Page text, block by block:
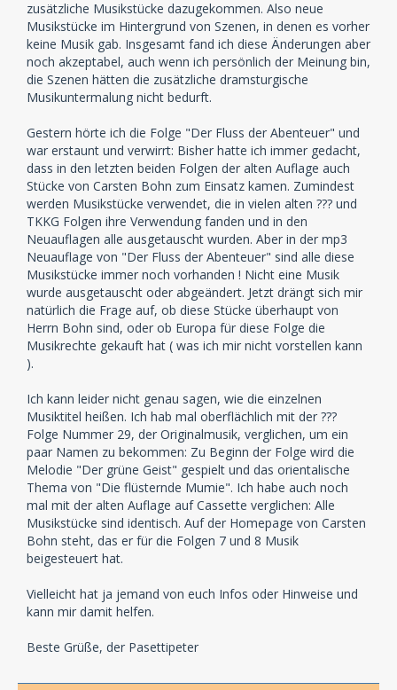
zusätzliche Musikstücke dazugekommen. Also neue
Musikstücke im Hintergrund von Szenen, in denen es vorher
keine Musik gab. Insgesamt fand ich diese Änderungen aber
noch akzeptabel, auch wenn ich persönlich der Meinung bin,
die Szenen hätten die zusätzliche dramsturgische
Musikuntermalung nicht bedurft.
Gestern hörte ich die Folge "Der Fluss der Abenteuer" und
war erstaunt und verwirrt: Bisher hatte ich immer gedacht,
dass in den letzten beiden Folgen der alten Auflage auch
Stücke von Carsten Bohn zum Einsatz kamen. Zumindest
werden Musikstücke verwendet, die in vielen alten ??? und
TKKG Folgen ihre Verwendung fanden und in den
Neuauflagen alle ausgetauscht wurden. Aber in der mp3
Neuauflage von "Der Fluss der Abenteuer" sind alle diese
Musikstücke immer noch vorhanden ! Nicht eine Musik
wurde ausgetauscht oder abgeändert. Jetzt drängt sich mir
natürlich die Frage auf, ob diese Stücke überhaupt von
Herrn Bohn sind, oder ob Europa für diese Folge die
Musikrechte gekauft hat ( was ich mir nicht vorstellen kann
).
Ich kann leider nicht genau sagen, wie die einzelnen
Musiktitel heißen. Ich hab mal oberflächlich mit der ???
Folge Nummer 29, der Originalmusik, verglichen, um ein
paar Namen zu bekommen: Zu Beginn der Folge wird die
Melodie "Der grüne Geist" gespielt und das orientalische
Thema von "Die flüsternde Mumie". Ich habe auch noch
mal mit der alten Auflage auf Cassette verglichen: Alle
Musikstücke sind identisch. Auf der Homepage von Carsten
Bohn steht, das er für die Folgen 7 und 8 Musik
beigesteuert hat.
Vielleicht hat ja jemand von euch Infos oder Hinweise und
kann mir damit helfen.
Beste Grüße, der Pasettipeter